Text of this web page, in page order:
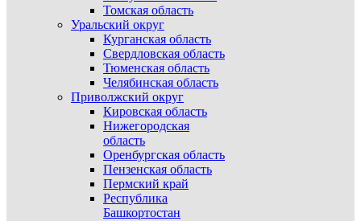
Томская область
Уральский округ
Курганская область
Свердловская область
Тюменская область
Челябинская область
Приволжский округ
Кировская область
Нижегородская
область
Оренбургская область
Пензенская область
Пермский край
Республика
Башкортостан